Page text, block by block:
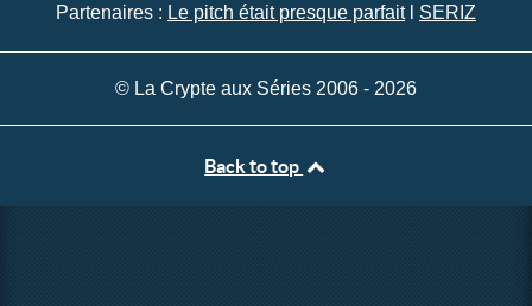
Partenaires : Le pitch était presque parfaitl SERIZ
© La Crypte aux Séries 2006 - 2026
Back to top